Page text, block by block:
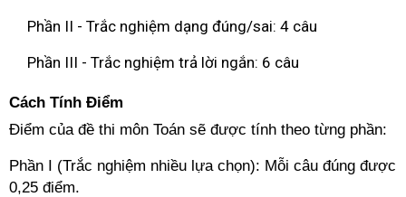
Phần II - Trắc nghiệm dạng đúng/sai: 4 câu
Phần III - Trắc nghiệm trả lời ngắn: 6 câu
Cách Tính Điểm
Điểm của đề thi môn Toán sẽ được tính theo từng phần:
Phần I (Trắc nghiệm nhiều lựa chọn): Mỗi câu đúng được
0,25 điểm.